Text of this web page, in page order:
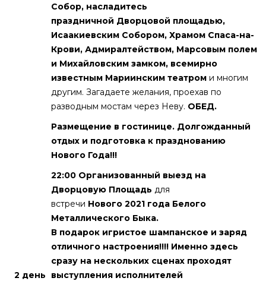
2 день
Собор, насладитесь
праздничной Дворцовой площадью,
Исаакиевским Собором, Храмом Спаса-на-
Крови, Адмиралтейством, Марсовым полем
и Михайловским замком, всемирно
известным Мариинским театром и многим
другим. Загадаете желания, проехав по
разводным мостам через Неву. ОБЕД.
Размещение в гостинице. Долгожданный
отдых и подготовка к празднованию
Нового Года!!!
22:00 Организованный выезд на
Дворцовую Площадь для
встречи Нового 2021 года Белого
Металлического Быка.
В подарок игристое шампанское и заряд
отличного настроения!!!! Именно здесь
сразу на нескольких сценах проходят
выступления исполнителей